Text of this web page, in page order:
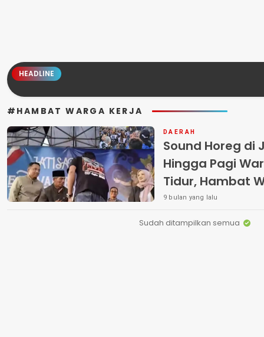
HEADLINE
#HAMBAT WARGA KERJA
DAERAH
Sound Horeg di
Hingga Pagi
Tidur, Hambat
Anak Sekolah
Tutup Mata”
9 bulan yang lalu
Sudah ditampilkan semua